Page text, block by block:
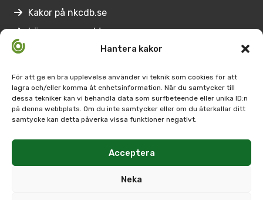
Hantera kakor
För att ge en bra upplevelse använder vi teknik som cookies för att
lagra och/eller komma åt enhetsinformation. När du samtycker till
dessa tekniker kan vi behandla data som surfbeteende eller unika ID:n
på denna webbplats. Om du inte samtycker eller om du återkallar ditt
samtycke kan detta påverka vissa funktioner negativt.
Acceptera
Neka
Kakor på nkcdb.se
Lämna synpunkter
Medarbetare på Nkcdb
Regionernas
Arbetsförmedlingens kontaktpersoner